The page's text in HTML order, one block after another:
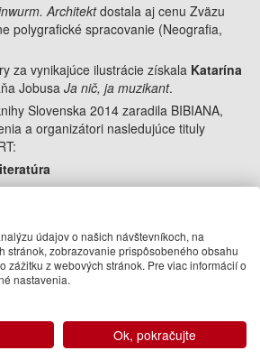
Architektdostala aj cenu Zväzu
polygrafické spracovanie (Neografia,
za vynikajúce ilustrácie získala Katarína
Jobusa Ja nič, ja muzikant.
Slovenska 2014 zaradila BIBIANA,
a organizátori nasledujúce tituly
graf. úprava Ľubica Segečová, vyd.
spol. s r.o., Bratislava, tlač Neografia, a.s.,
a ružová veľryba
úprava Beata Šafková, vyd. Vydavateľstvo
údajov o našich návštevníkoch, na
stránok, zobrazovanie prispôsobeného obsahu
zážitku z webových stránok. Pre viac informácií o
nastavenia.
Ok, pokračujte